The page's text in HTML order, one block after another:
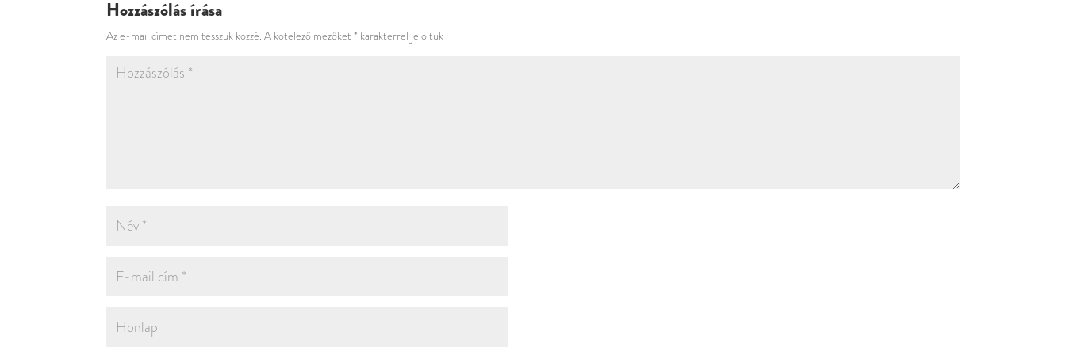
Hozzászólás írása
Az e-mail címet nem tesszük közzé. A kötelező mezőket * karakterrel jelöltük